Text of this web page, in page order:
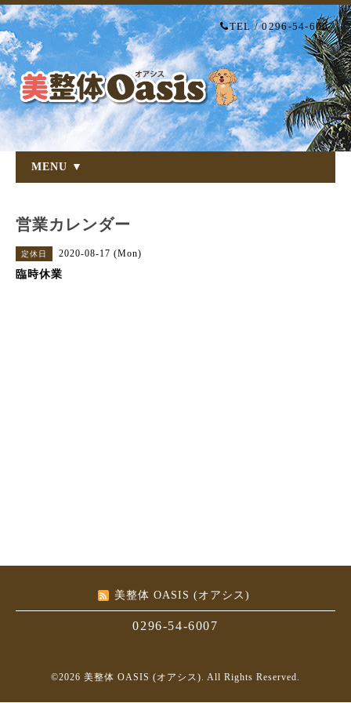
TEL / 0296-54-6007
MENU ▼
営業カレンダー
定休日 2020-08-17 (Mon)
臨時休業
美整体 OASIS (オアシス)
0296-54-6007
©2026 美整体 OASIS (オアシス). All Rights Reserved.